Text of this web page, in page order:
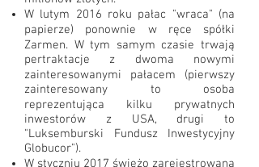
W lutym 2016 roku pałac "wraca" (na
papierze) ponownie w ręce spółki
Zarmen. W tym samym czasie trwają
pertraktacje z dwoma nowymi
zainteresowanymi pałacem (pierwszy
zainteresowany to osoba
reprezentująca kilku prywatnych
inwestorów z USA, drugi to
"Luksemburski Fundusz Inwestycyjny
Globucor").
W styczniu 2017 świeżo zarejestrowana